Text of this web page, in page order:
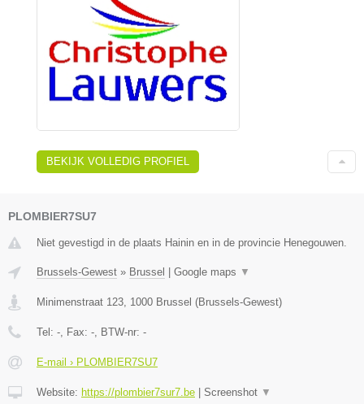
BEKIJK VOLLEDIG PROFIEL
PLOMBIER7SU7
Niet gevestigd in de plaats Hainin en in de provincie Henegouwen.
Brussels-Gewest » Brussel Google maps ▼
Minimenstraat 123 1000 Brussel (Brussels-Gewest)
Tel: - , Fax: - , BTW-nr: -
E-mail › PLOMBIER7SU7
Website: https://plombier7sur7.be Screenshot ▼